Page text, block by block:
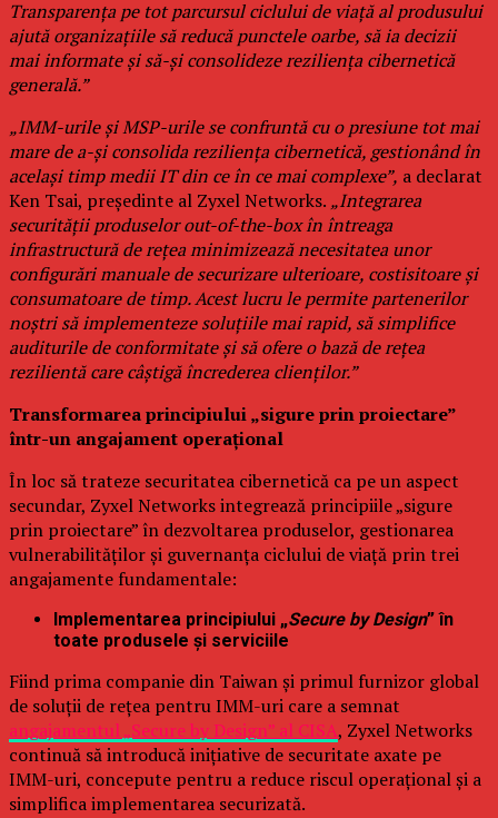
Transparența pe tot parcursul ciclului de viață al produsului
ajută organizațiile să reducă punctele oarbe, să ia decizii
mai informate și să-și consolideze reziliența cibernetică
generală.”
„IMM-urile și MSP-urile se confruntă cu o presiune tot mai
mare de a-și consolida reziliența cibernetică, gestionând în
același timp medii IT din ce în ce mai complexe”, a declarat
Ken Tsai, președinte al Zyxel Networks. „Integrarea
securității produselor out-of-the-box în întreaga
infrastructură de rețea minimizează necesitatea unor
configurări manuale de securizare ulterioare, costisitoare și
consumatoare de timp. Acest lucru le permite partenerilor
noștri să implementeze soluțiile mai rapid, să simplifice
auditurile de conformitate și să ofere o bază de rețea
rezilientă care câștigă încrederea clienților.”
Transformarea principiului „sigure prin proiectare”
într-un angajament operațional
În loc să trateze securitatea cibernetică ca pe un aspect
secundar, Zyxel Networks integrează principiile „sigure
prin proiectare” în dezvoltarea produselor, gestionarea
vulnerabilităților și guvernanța ciclului de viață prin trei
angajamente fundamentale:
Implementarea principiului „Secure by Design” în
toate produsele și serviciile
Fiind prima companie din Taiwan și primul furnizor global
de soluții de rețea pentru IMM-uri care a semnat
angajamentul „Secure by Design” al CISA, Zyxel Networks
continuă să introducă inițiative de securitate axate pe
IMM-uri, concepute pentru a reduce riscul operațional și a
simplifica implementarea securizată.